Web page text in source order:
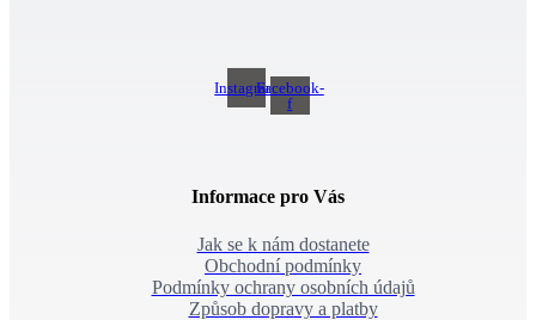
InstagramFacebook-
f
Informace pro Vás
Jak se k nám dostanete
Obchodní podmínky
Podmínky ochrany osobních údajů
Způsob dopravy a platby